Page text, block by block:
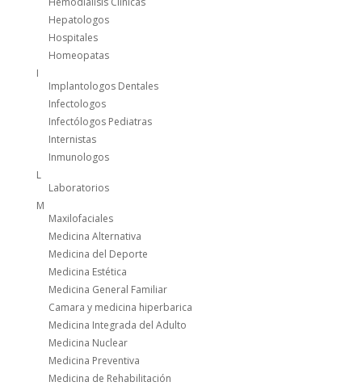
Hepatologos
Hospitales
Homeopatas
I
Implantologos Dentales
Infectologos
Infectólogos Pediatras
Internistas
Inmunologos
L
Laboratorios
M
Maxilofaciales
Medicina Alternativa
Medicina del Deporte
Medicina Estética
Medicina General Familiar
Camara y medicina hiperbarica
Medicina Integrada del Adulto
Medicina Nuclear
Medicina Preventiva
Medicina de Rehabilitación